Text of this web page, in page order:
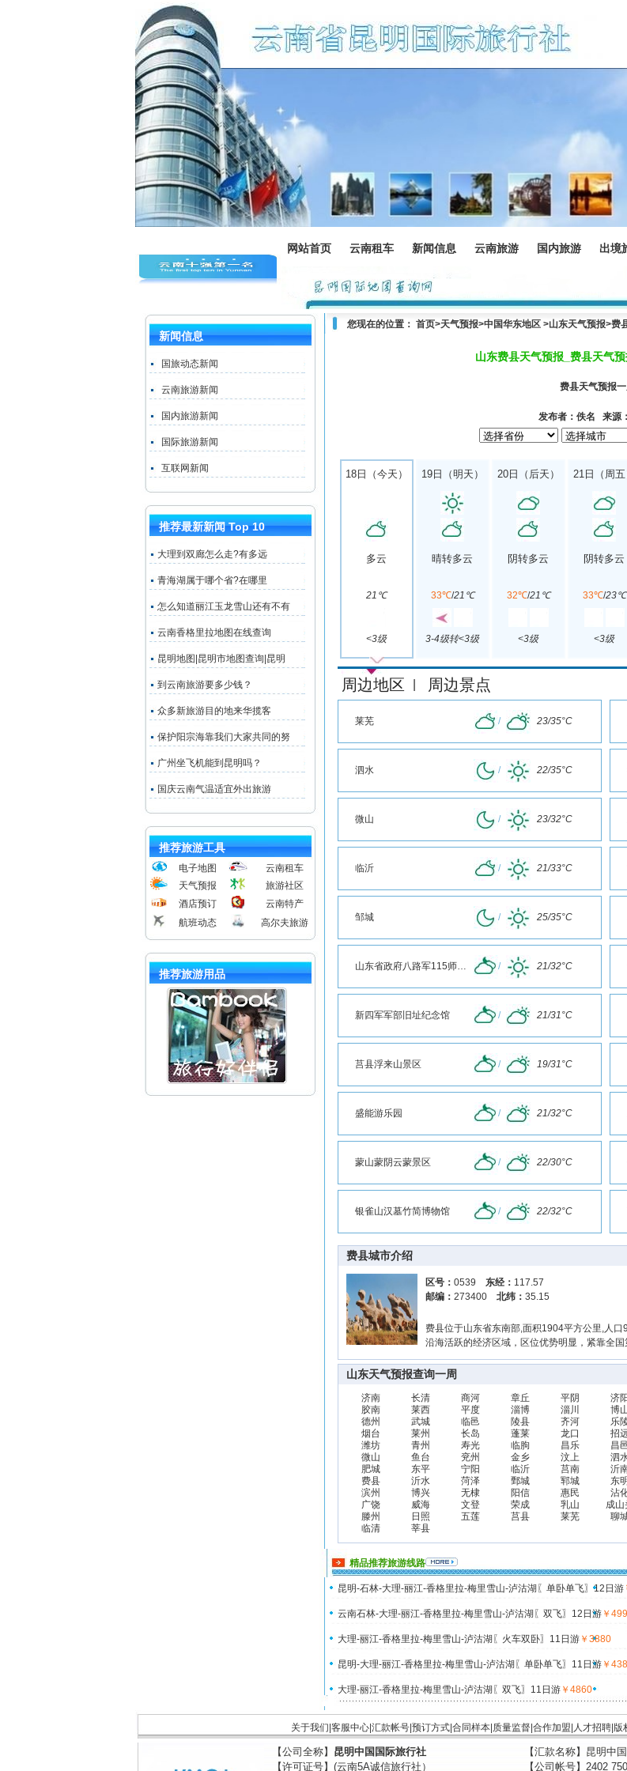
网站首页 云南租车 新闻信息 云南旅游 国内旅游 出境
新闻信息
国旅动态新闻
云南旅游新闻
国内旅游新闻
国际旅游新闻
互联网新闻
推荐最新新闻 Top 10
大理到双廊怎么走?有多远
青海湖属于哪个省?在哪里
怎么知道丽江玉龙雪山还有不有
云南香格里拉地图在线查询
昆明地图|昆明市地图查询|昆明
到云南旅游要多少钱？
众多新旅游目的地来华揽客
保护阳宗海靠我们大家共同的努
广州坐飞机能到昆明吗？
国庆云南气温适宜外出旅游
推荐旅游工具
电子地图
云南租车
天气预报
旅游社区
酒店预订
云南特产
航班动态
高尔夫旅游
推荐旅游用品
您现在的位置： 首页>天气预报>中国华东地区 >山东天气预报>费
山东费县天气预报_费县天气
费县天气预报
发布者：佚名 来源
18日（今天）
多云
21℃
<3级
19日（明天）
晴转多云
33℃/21℃
3-4级转<3级
20日（后天）
阴转多云
32℃/21℃
<3级
21日（周五
阴转多云
33℃/23℃
<3级
周边地区 周边景点
莱芜 / 23/35°C
泗水 / 22/35°C
微山 / 23/32°C
临沂 / 21/33°C
邹城 / 25/35°C
山东省政府八路军115师司令部旧址 / 21/32°C
新四军军部旧址纪念馆 / 21/31°C
莒县浮来山景区 / 19/31°C
盛能游乐园 / 21/32°C
蒙山蒙阴云蒙景区 / 22/30°C
银雀山汉墓竹简博物馆 / 22/32°C
费县城市介绍
区号： 0539 东经： 117.57
邮编： 273400 北纬： 35.15
费县位于山东省东南部,面积1904平方公里,人
沿海活跃的经济区域，区位优势明显，紧靠全
山东天气预报查询一周
济南 长清 商河 章丘 平阴 济阳
胶南
莱西 平度 淄博 淄川 博
德州
武城 临邑 陵县 齐河 乐
烟台
莱州 长岛 蓬莱 龙口 招
潍坊
青州 寿光 临朐 昌乐 昌
微山
鱼台 兖州 金乡 汶上 泗
肥城
东平 宁阳 临沂 莒南 沂
费县
沂水 菏泽 鄄城 郓城 东明
滨州
博兴 无棣 阳信 惠民 沾
广饶
威海 文登 荣成 乳山 成山
滕州
日照 五莲 莒县 莱芜 聊
临清
莘县
精品推荐旅游线路
昆明-石林-大理-丽江-香格里拉-梅里雪山-泸沽湖〖单卧单飞〗12日游
￥
云南石林-大理-丽江-香格里拉-梅里雪山-泸沽湖〖双飞〗12日游
￥3880
大理-丽江-香格里拉-梅里雪山-泸沽湖〖火车双卧〗11日游
￥
昆明-大理-丽江-香格里拉-梅里雪山-泸沽湖〖单卧单飞〗11日游
￥4860
大理-丽江-香格里拉-梅里雪山-泸沽湖〖双飞〗11日游
关于我们 客服中心| 汇款帐号| 预订方式| 合同样本| 质量监督| 合作加盟 人才招聘| 版
【公司全称】 昆明中国国际旅行社
【许可证号】(云南5A诚信旅行社）
【汇款名称】昆明中
【公司帐号】2402